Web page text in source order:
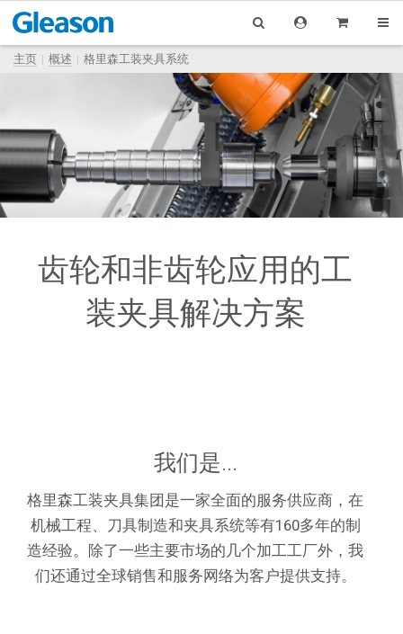
主页 概述 格里森工装夹具系统
齿轮和非齿轮应用的工
装夹具解决方案
我们是...
格里森工装夹具集团是一家全面的服务供应商，在
机械工程、刀具制造和夹具系统等有160多年的制
造经验。除了一些主要市场的几个加工工厂外，我
们还通过全球销售和服务网络为客户提供支持。